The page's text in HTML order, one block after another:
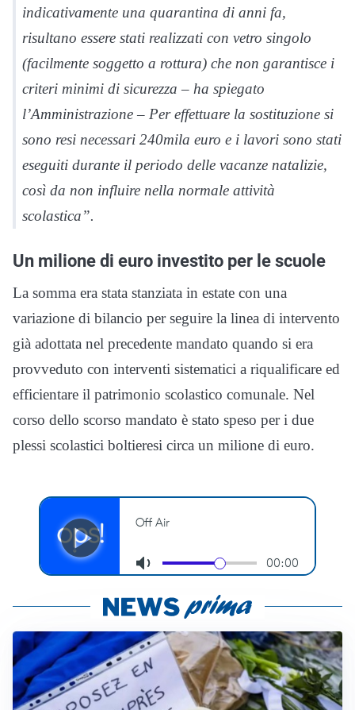
indicativamente una quarantina di anni fa,
risultano essere stati realizzati con vetro singolo
(facilmente soggetto a rottura) che non garantisce i
criteri minimi di sicurezza – ha spiegato
l’Amministrazione – Per effettuare la sostituzione si
sono resi necessari 240mila euro e i lavori sono stati
eseguiti durante il periodo delle vacanze natalizie,
così da non influire nella normale attività
scolastica”.
Un milione di euro investito per le scuole
La somma era stata stanziata in estate con una
variazione di bilancio per seguire la linea di intervento
già adottata nel precedente mandato quando si era
provveduto con interventi sistematici a riqualificare ed
efficientare il patrimonio scolastico comunale. Nel
corso dello scorso mandato è stato speso per i due
plessi scolastici boltieresi circa un milione di euro.